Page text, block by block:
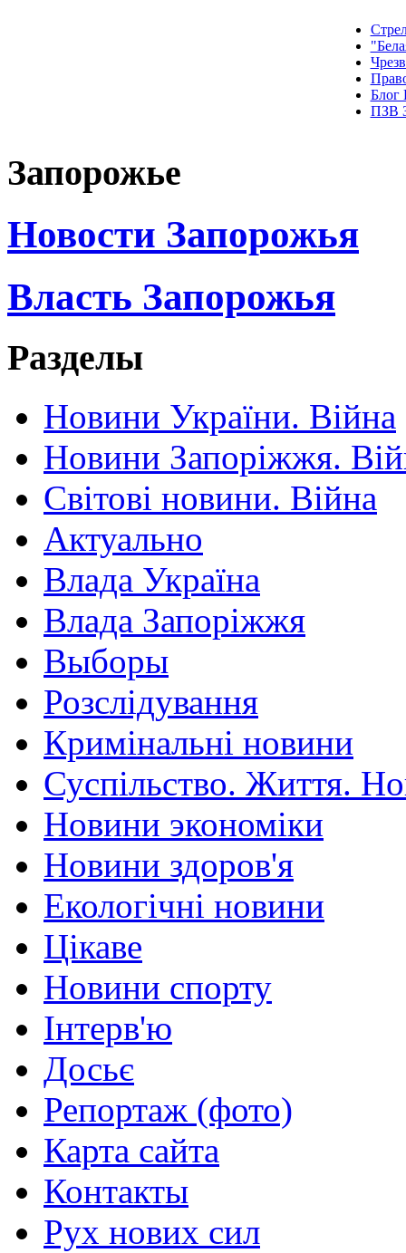
Блог
ПЗВ
Запорожье
Новости Запорожья
Власть Запорожья
Разделы
Новини України. Війна
Новини Запоріжжя.
Світові новини. Війна
Актуально
Влада Україна
Влада Запоріжжя
Выборы
Розслідування
Кримінальні новини
Суспільство. Життя.
Новини экономіки
Новини здоров'я
Екологічні новини
Цікаве
Новини спорту
Інтерв'ю
Досьє
Репортаж (фото)
Карта сайта
Контакты
Рух нових сил